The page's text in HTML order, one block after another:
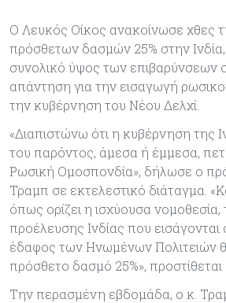
Ο Λευκός Οίκος ανακοίνωσε χθες
πρόσθετων δασμών 25% στην
συνολικό ύψος των επιβαρύνσεων
απάντηση για την εισαγωγή
την κυβέρνηση του Νέου Δελχί.
«Διαπιστώνω ότι η κυβέρνηση της
του παρόντος, άμεσα ή έμμεσα,
Ρωσική Ομοσπονδία», δήλωσε ο
Τραμπ σε εκτελεστικό διάταγμα.
όπως ορίζει η ισχύουσα νομοθεσία,
προέλευσης Ινδίας που
έδαφος των Ηνωμένων Πολιτειών
πρόσθετο δασμό 25%», προστίθεται
Την περασμένη εβδομάδα, ο κ.